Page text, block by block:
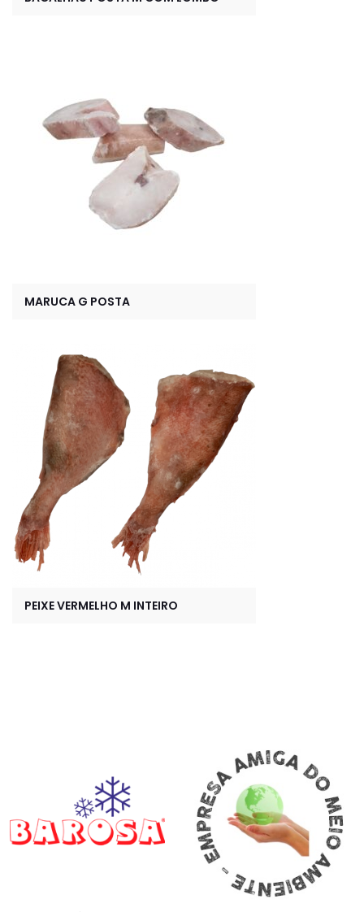
MARUCA G POSTA
PEIXE VERMELHO M INTEIRO